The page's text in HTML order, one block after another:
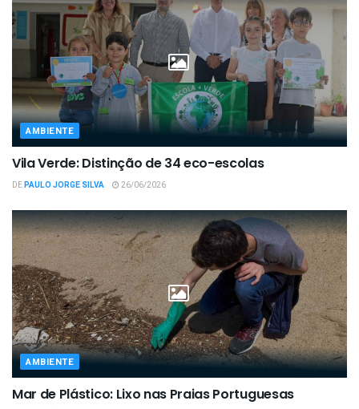
AMBIENTE
Vila Verde: Distinção de 34 eco-escolas
DEPAULO JORGE SILVA 26/06/2026
AMBIENTE
Mar de Plástico: Lixo nas Praias Portuguesas